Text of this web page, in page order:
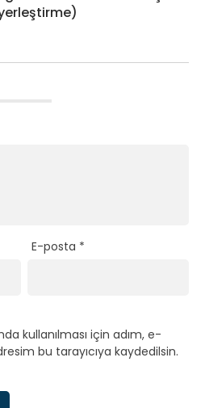
E-posta *
kullanılması için adım, e-
bu tarayıcıya kaydedilsin.